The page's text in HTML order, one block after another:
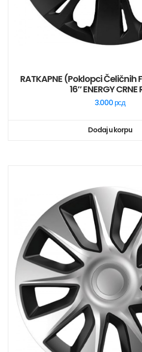
RATKAPNE (poklopci Čeličnih
16″ ENERGY CRNE
3.000 рсд
Dodaj u korpu